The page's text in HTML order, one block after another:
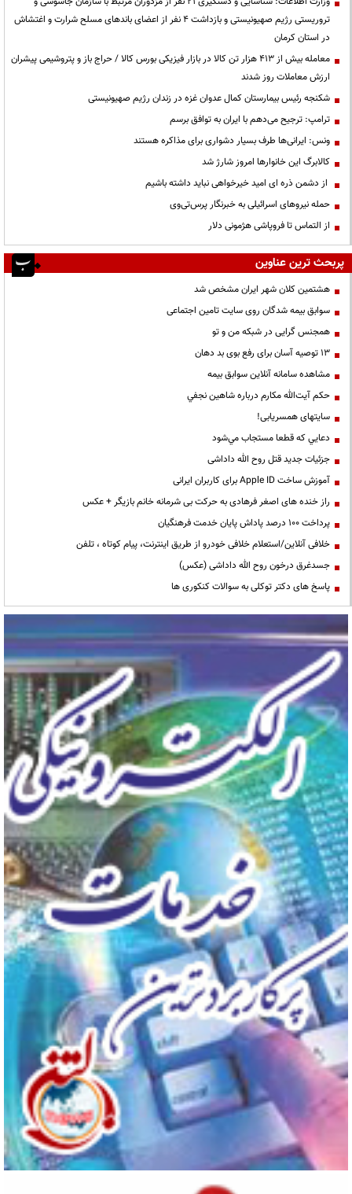
تروریستی رژیم صهیونیستی و بازداشت ۴ نفر از اعضای باندهای مسلح شرارت و اغتشاش
در استان کرمان
معامله بیش از ۴۱۳ هزار تن کالا در بازار فیزیکی بورس کالا / حراج باز و پتروشیمی پیشران
ارزش معاملات روز شدند
شکنجه رئیس بیمارستان کمال عدوان غزه در زندان رژیم صهیونیستی
ترامپ: ترجیح می‌دهم با ایران به توافق برسم
ونس: ایرانی‌ها طرف بسیار دشواری برای مذاکره هستند
کالابرگ این خانوارها امروز شارژ شد
از دشمن ذره ای امید خیرخواهی نباید داشته باشیم
حمله نیروهای اسرائیلی به خبرنگار پرس‌تی‌وی
از التماس تا فروپاشی هژمونی دلار
پربحث ترین عناوین
هشتمین کلان شهر ایران مشخص شد
سوابق بیمه شدگان روی سایت تامین اجتماعی
همجنس گرایی در شبکه من و تو
13 توصیه آسان برای رفع بوی بد دهان
مشاهده سامانه آنلاين سوابق بیمه
حكم آيت‌الله مكارم درباره شاهين نجفي
سایتهای همسریابی!
دعايي كه قطعا مستجاب مي‌شود
جزئیات جدید قتل روح الله داداشی
آموزش ساخت Apple ID برای کاربران ایرانی
راز خنده های اصغر فرهادی به حرکت بی شرمانه خانم بازیگر + عکس
پرداخت ۱۰۰ درصد پاداش پایان خدمت فرهنگیان
خلافی آنلاین/استعلام خلافی خودرو از طریق اینترنت، پیام کوتاه ، تلفن
جسدغرق درخون روح الله داداشی (عکس)
پاسخ های دکتر توکلی به سوالات کنکوری ها